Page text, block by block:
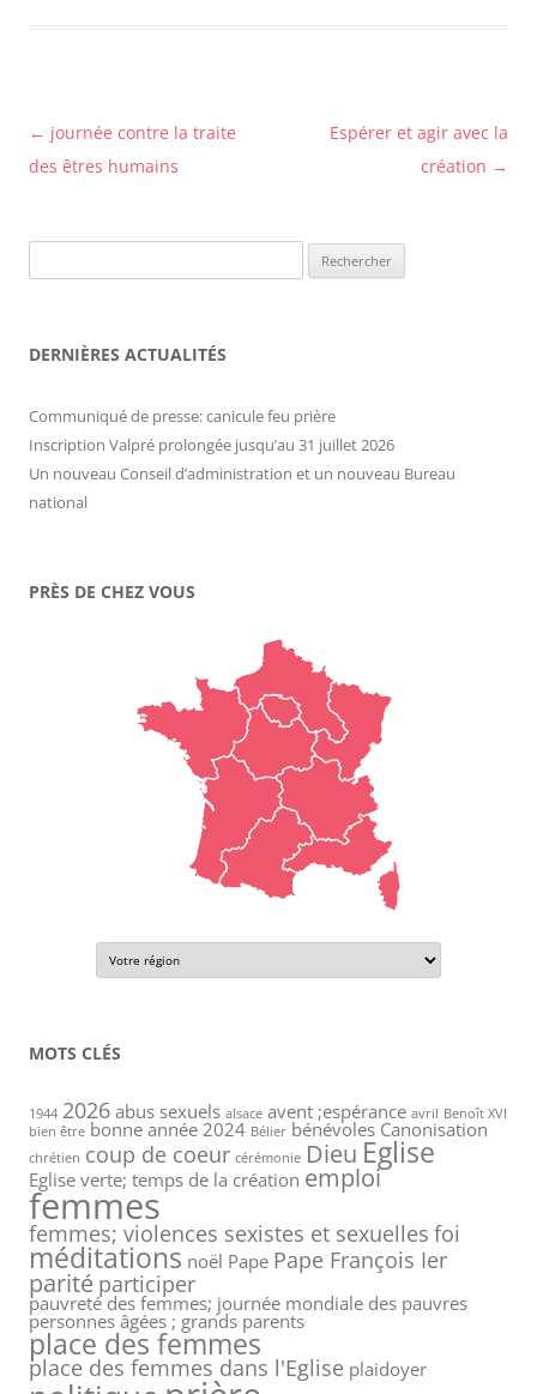
Navigation
des
← journée contre la traite
des êtres humains
Espérer et agir avec la
création →
DERNIÈRES ACTUALITÉS
Communiqué de presse: canicule feu prière
Inscription Valpré prolongée jusqu’au 31 juillet 2026
Un nouveau Conseil d’administration et un nouveau Bureau
national
PRÈS DE CHEZ VOUS
MOTS CLÉS
1944 2026 abus sexuels alsace avent ;espérance avril Benoît XVI
bien être bonne année 2024 Bélier bénévoles Canonisation
chrétien coup de coeur cérémonie Dieu Eglise
Eglise verte; temps de la création emploi
femmes
femmes; violences sexistes et sexuelles foi
méditations noël Pape Pape François Ier
parité participer
pauvreté des femmes; journée mondiale des pauvres
personnes âgées ; grands parents
place des femmes
place des femmes dans l'Eglise plaidoyer